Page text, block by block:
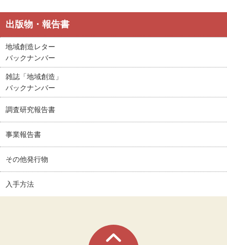
出版物・報告書
地域創造レター
バックナンバー
雑誌「地域創造」
バックナンバー
調査研究報告書
事業報告書
その他発行物
入手方法